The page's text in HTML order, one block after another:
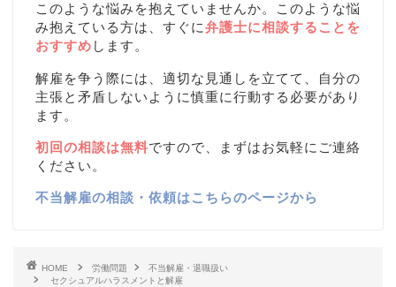
このような悩みを抱えていませんか。このような悩
み抱えている方は、すぐに弁護士に相談することを
おすすめ します。
解雇を争う際には、適切な見通しを立てて、自分の
主張と矛盾しないように慎重に行動する必要があり
ます。
初回の相談は無料ですので、まずはお気軽にご連絡
ください。
不当解雇の相談・依頼はこちらのページから
HOME 労働問題
不当解雇・退職扱い
セクシュアルハラスメントと解雇